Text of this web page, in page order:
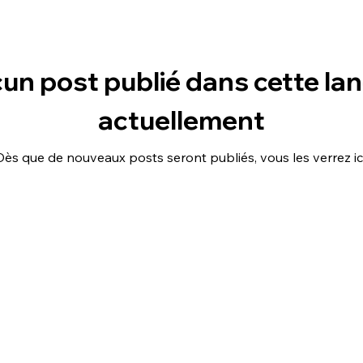
post publié dans cette
actuellement
que de nouveaux posts seront publiés, vous les verrez